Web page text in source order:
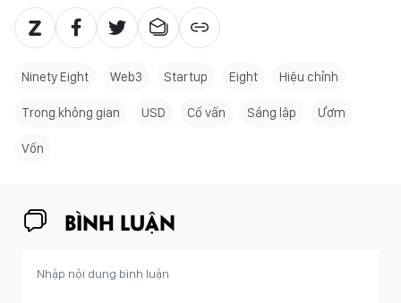
Ninety Eight Web3 Startup Eight Hiệu chỉnh
Trong không gian USD Cố vấn Sáng lập Ươm
Vốn
BÌNH LUẬN